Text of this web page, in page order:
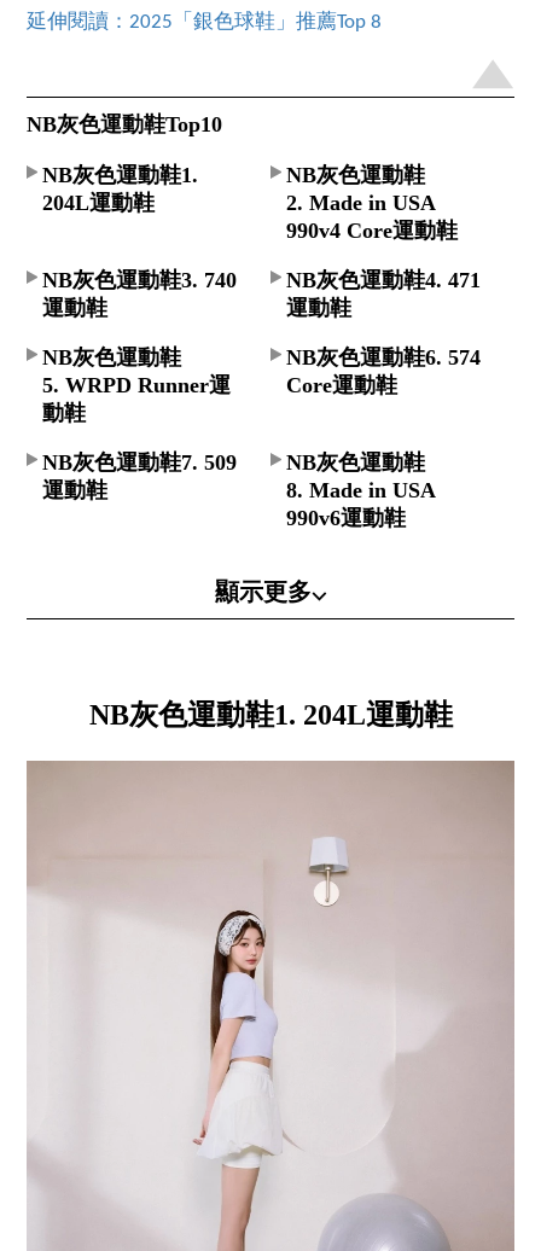
延伸閱讀：2025「銀色球鞋」推薦Top 8
NB灰色運動鞋Top10
NB灰色運動鞋1.
204L運動鞋
NB灰色運動鞋
2. Made in USA
990v4 Core運動鞋
NB灰色運動鞋3. 740
運動鞋
NB灰色運動鞋4. 471
運動鞋
NB灰色運動鞋
5. WRPD Runner運
動鞋
NB灰色運動鞋6. 574
Core運動鞋
NB灰色運動鞋7. 509
運動鞋
NB灰色運動鞋
8. Made in USA
990v6運動鞋
顯示更多⌵
NB灰色運動鞋1. 204L運動鞋